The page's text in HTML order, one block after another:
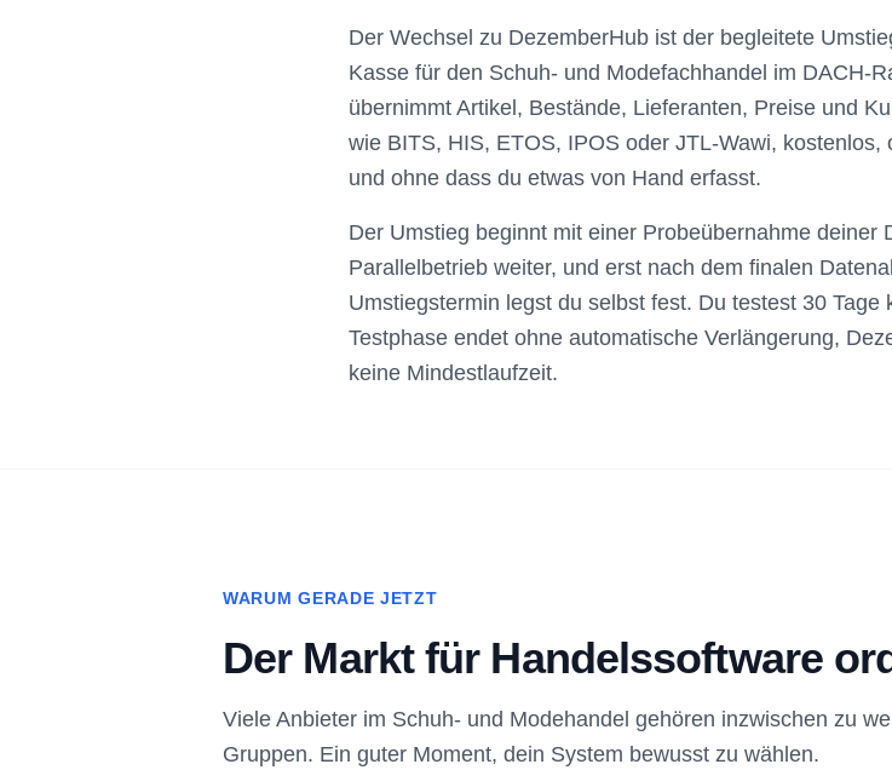
Der Wechsel zu DezemberHub ist der begleitete
Kasse für den Schuh- und Modefachhandel im DACH-
übernimmt Artikel, Bestände, Lieferanten, Preise und
wie BITS, HIS, ETOS, IPOS oder JTL-Wawi,
und ohne dass du etwas von Hand erfasst.
Der Umstieg beginnt mit einer Probeübernahme deiner
Parallelbetrieb weiter, und erst nach dem finalen
Umstiegstermin legst du selbst fest. Du testest 30
Testphase endet ohne automatische Verlängerung,
keine Mindestlaufzeit.
WARUM GERADE JETZT
Der Markt für Handelssoftware
Viele Anbieter im Schuh- und Modehandel gehören inzwischen zu
Gruppen. Ein guter Moment, dein System bewusst zu wählen.